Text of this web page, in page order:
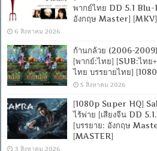
พากย์ไทย DD 5.1
อังกฤษ Master]
6 สิงหาคม 2026
ก้านกล้วย (2006-
[พากย์:ไทย] [SUB:ไทย
ไทย บรรยายไทย]
5 สิงหาคม 2026
[1080p Super HQ]
ไร้พ่าย [เสียงจีน DD
[บรรยาย: อังกฤษ
[MASTER]
3 สิงหาคม 2026